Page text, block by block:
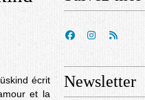
écrit
et la
Newsletter